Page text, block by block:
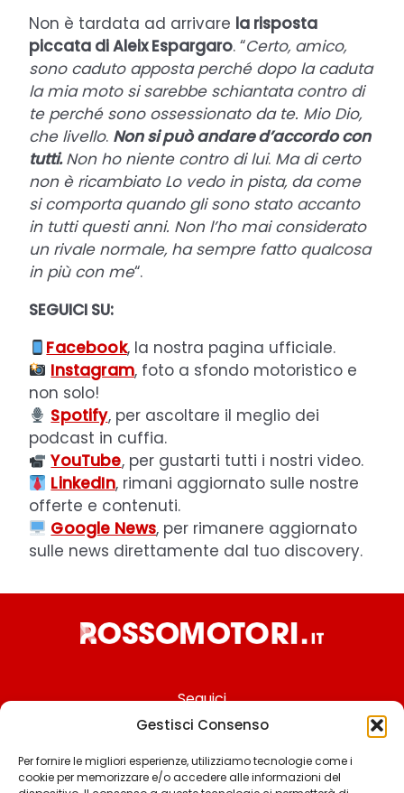
Gestisci Consenso
Per fornire le migliori esperienze, utilizziamo tecnologie come i
cookie per memorizzare e/o accedere alle informazioni del
Non è tardata ad arrivare la risposta
piccata di Aleix Espargaro. “Certo, amico,
sono caduto apposta perché dopo la caduta
la mia moto si sarebbe schiantata contro di
te perché sono ossessionato da te. Mio Dio,
che livello. Non si può andare d’accordo con
tutti.Non ho niente contro di lui. Ma di certo
non è ricambiato Lo vedo in pista, da come
si comporta quando gli sono stato accanto
in tutti questi anni. Non l’ho mai considerato
un rivale normale, ha sempre fatto qualcosa
in più con me“.
SEGUICI SU:
Facebook, la nostra pagina ufficiale.
Instagram, foto a sfondo motoristico e
non solo!
Spotify, per ascoltare il meglio dei
podcast in cuffia.
YouTube, per gustarti tutti i nostri video.
LinkedIn, rimani aggiornato sulle nostre
offerte e contenuti.
Google News, per rimanere aggiornato
sulle news direttamente dal tuo discovery.
Seguici